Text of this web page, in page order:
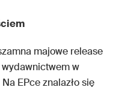
majowe release
w
Na EPce znalazło się